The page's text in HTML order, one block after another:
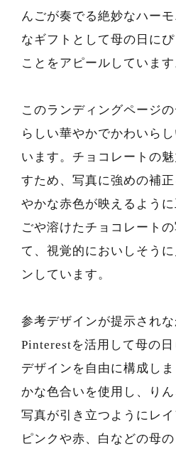
んごが奏でる絶妙なハー
なギフトとして母の日に
ことをアピールしています
このランディングページ
らしい華やかでかわいら
います。チョコレートの
すため、写真に強めの補
やかな赤色が映えるよう
ごや溶けたチョコレート
て、視覚的においしそう
ンしています。
参考デザインが提示されな
Pinterestを活用して母の
デザインを自由に構成し
かな色合いを使用し、り
写真が引き立つようにレイ
ピンクや赤、白などの母